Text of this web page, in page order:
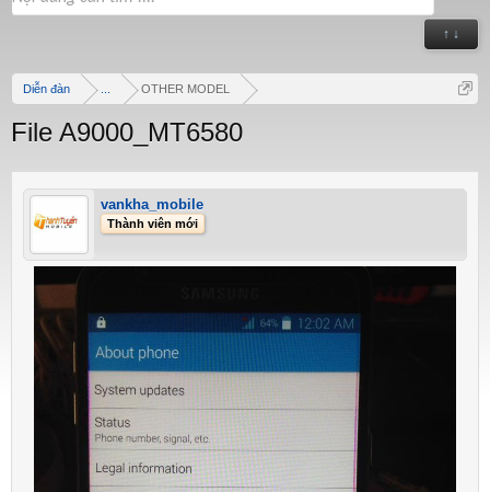
↑ ↓
Diễn đàn OTHER MODEL
File A9000_MT6580
vankha_mobile
Thành viên mới